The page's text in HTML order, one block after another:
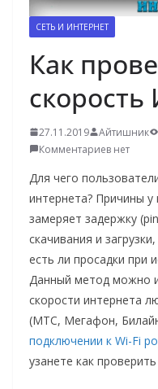
СЕТЬ И ИНТЕРНЕТ
Как
скорость
27.11.2019 Айтишник
Комментариев нет
Для чего
интернета? Причины
замеряет задержку
скачивания и
есть ли просадки при
Данный метод можно
скорости интернета
(МТС, Мегафон,
подключении к Wi-Fi
узанете как